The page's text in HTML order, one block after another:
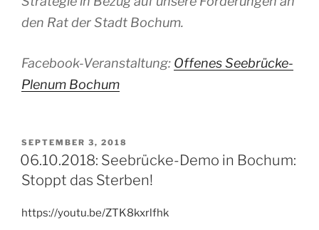
den Rat der Stadt Bochum.
Facebook-Veranstaltung: Offenes Seebrücke-
Plenum Bochum
VERÖFFENTLICHT
AM
SEPTEMBER 3, 2018
06.10.2018: Seebrücke-Demo in Bochum:
Stoppt das Sterben!
https://youtu.be/ZTK8kxrlfhk